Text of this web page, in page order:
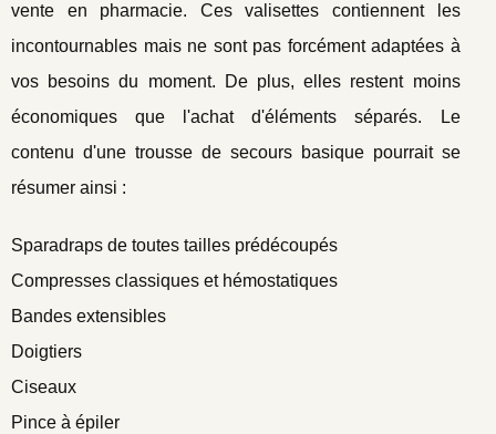
vente en pharmacie. Ces valisettes contiennent les
incontournables mais ne sont pas forcément adaptées à
vos besoins du moment. De plus, elles restent moins
économiques que l'achat d'éléments séparés. Le
contenu d'une trousse de secours basique pourrait se
résumer ainsi :
Sparadraps de toutes tailles prédécoupés
Compresses classiques et hémostatiques
Bandes extensibles
Doigtiers
Ciseaux
Pince à épiler